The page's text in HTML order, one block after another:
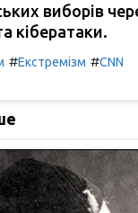
виборів
кібератаки.
#Екстремізм #CNN